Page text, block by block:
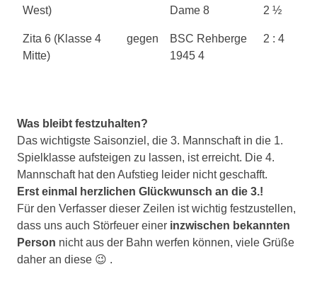
West)
Dame 8
2 ½
Zita 6 (Klasse 4
Mitte)
gegen
BSC Rehberge
1945 4
2 : 4
Was bleibt festzuhalten?
Das wichtigste Saisonziel, die 3. Mannschaft in die 1.
Spielklasse aufsteigen zu lassen, ist erreicht. Die 4.
Mannschaft hat den Aufstieg leider nicht geschafft.
Erst einmal herzlichen Glückwunsch an die 3.!
Für den Verfasser dieser Zeilen ist wichtig festzustellen,
dass uns auch Störfeuer einer inzwischen bekannten
Person nicht aus der Bahn werfen können, viele Grüße
daher an diese 😉 .